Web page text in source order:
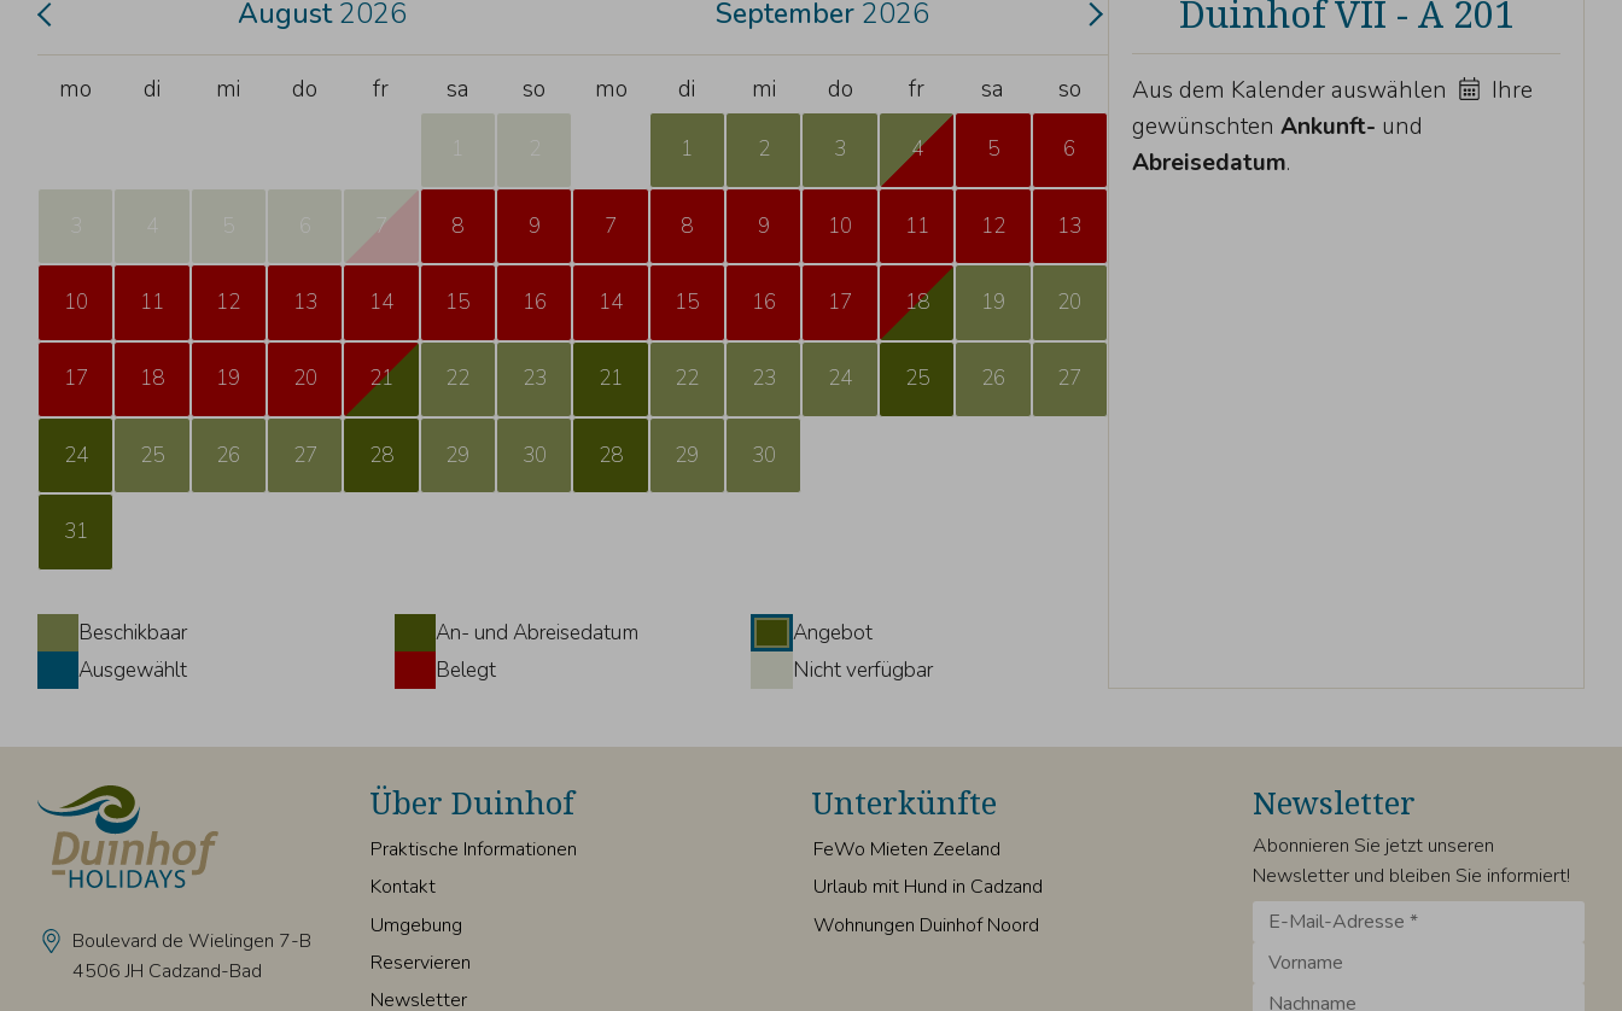
August 2026
mo di mi do fr sa so
1 2
3 4 5 6 7 8 9
10 11 12 13 14 15 16
17 18 19 20 21 22 23
24 25 26 27 28 29 30
31
September 2026
mo di mi do fr sa so
1 2 3 4 5 6
7 8 9 10 11 12 13
14 15 16 17 18 19 20
21 22 23 24 25 26 27
28 29 30
Beschikbaar An- und Abreisedatum
Angebot
Ausgewählt
Belegt Nicht verfügbar
Duinhof VII - A 201
Aus dem Kalender auswählen
Ihre
gewünschtenAnkunft- und
Abreisedatum.
Boulevard de Wielingen 7-B
4506 JH Cadzand-Bad
Über Duinhof
Praktische Informationen
Kontakt
Umgebung
Reservieren
Newsletter
Unterkünfte
FeWo Mieten Zeeland
Urlaub mit Hund in Cadzand
Wohnungen Duinhof Noord
Newsletter
Abonnieren Sie jetzt unseren
Newsletter und bleiben Sie informiert!